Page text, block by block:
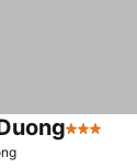
3 Estrelas